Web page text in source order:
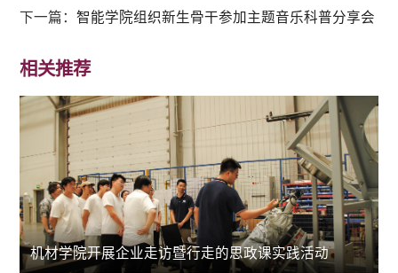
下一篇：智能学院组织新生骨干参加主题音乐科普分享会
相关推荐
机材学院开展企业走访暨行走的思政课实践活动